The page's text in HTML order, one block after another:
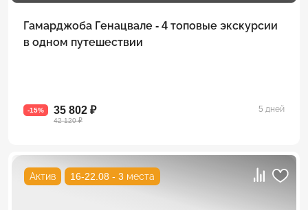
Гамарджоба Генацвале - 4 топовые экскурсии
в одном путешествии
-15% 35 802 ₽
42 120 ₽
5 дней
Актив 16-22.08 - 3 места